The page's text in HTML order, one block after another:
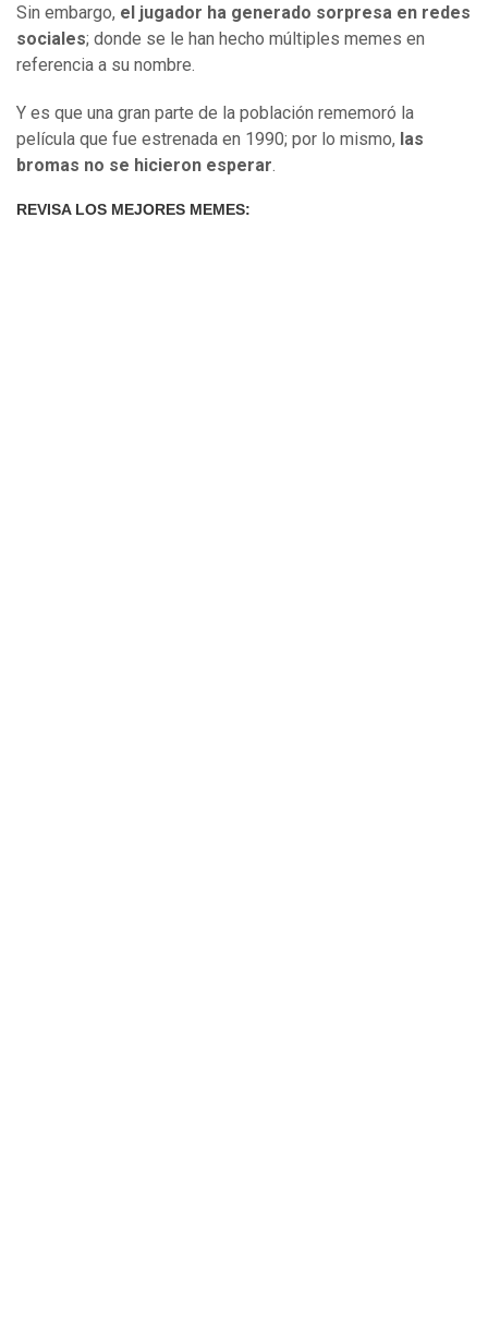
Sin embargo, el jugador ha generado sorpresa en redes
sociales; donde se le han hecho múltiples memes en
referencia a su nombre.
Y es que una gran parte de la población rememoró la
película que fue estrenada en 1990; por lo mismo, las
bromas no se hicieron esperar
REVISA LOS MEJORES MEMES: